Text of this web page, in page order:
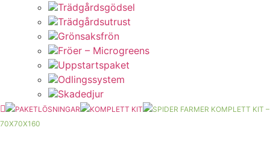
Trädgårdsgödsel
Trädgårdsutrust
Grönsaksfrön
Fröer – Microgreens
Uppstartspaket
Odlingssystem
Skadedjur
PAKETLÖSNINGAR KOMPLETT KIT
SPIDER FARMER KOMPLETT KIT –
70X70X160